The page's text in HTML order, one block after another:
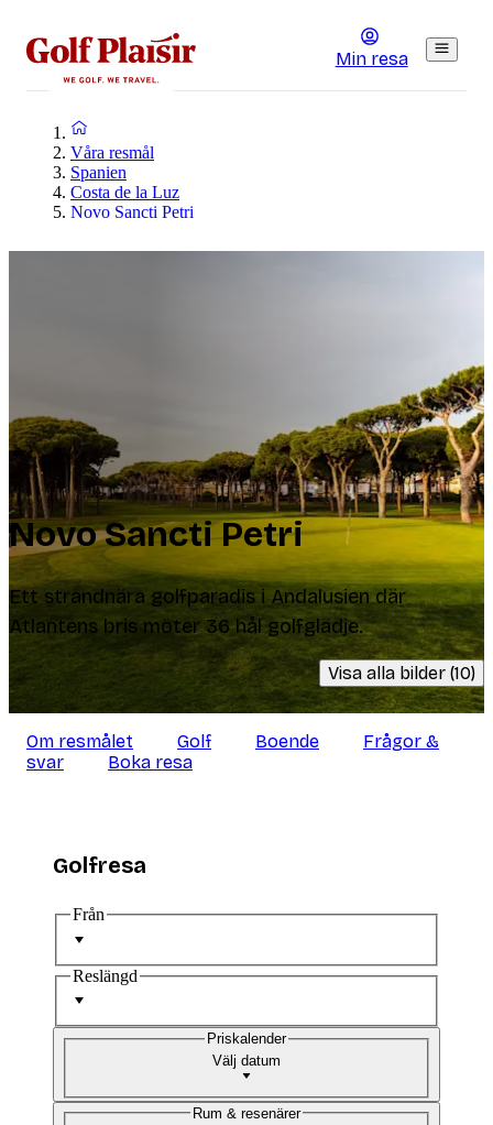
Min resa
Våra resmål
Spanien
Costa de la Luz
Novo Sancti Petri
Novo Sancti Petri
Ett strandnära golfparadis i Andalusien där
Atlantens bris möter 36 hål golfglädje.
Visa alla bilder (10)
Om resmålet Golf Boende
Frågor &
svar
Boka resa
Golfresa
Från
Reslängd
Välj datum
Priskalender
Rum & resenärer